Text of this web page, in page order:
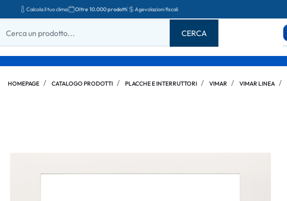
Calcola il tuo clima Oltre 10.000 prodotti Agevolazioni fiscali
HOMEPAGE CATALOGO PRODOTTI PLACCHE E INTERRUTTORI VIMAR VIMAR LINEA